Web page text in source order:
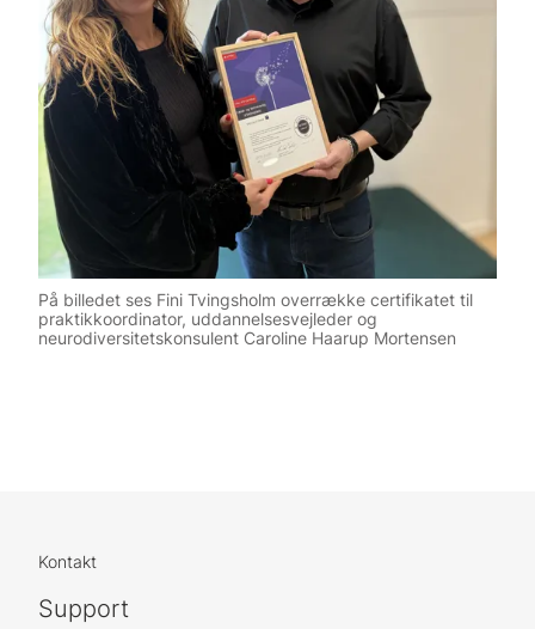
På billedet ses Fini Tvingsholm overrække certifikatet til
praktikkoordinator, uddannelsesvejleder og
neurodiversitetskonsulent Caroline Haarup Mortensen
Kontakt
Support